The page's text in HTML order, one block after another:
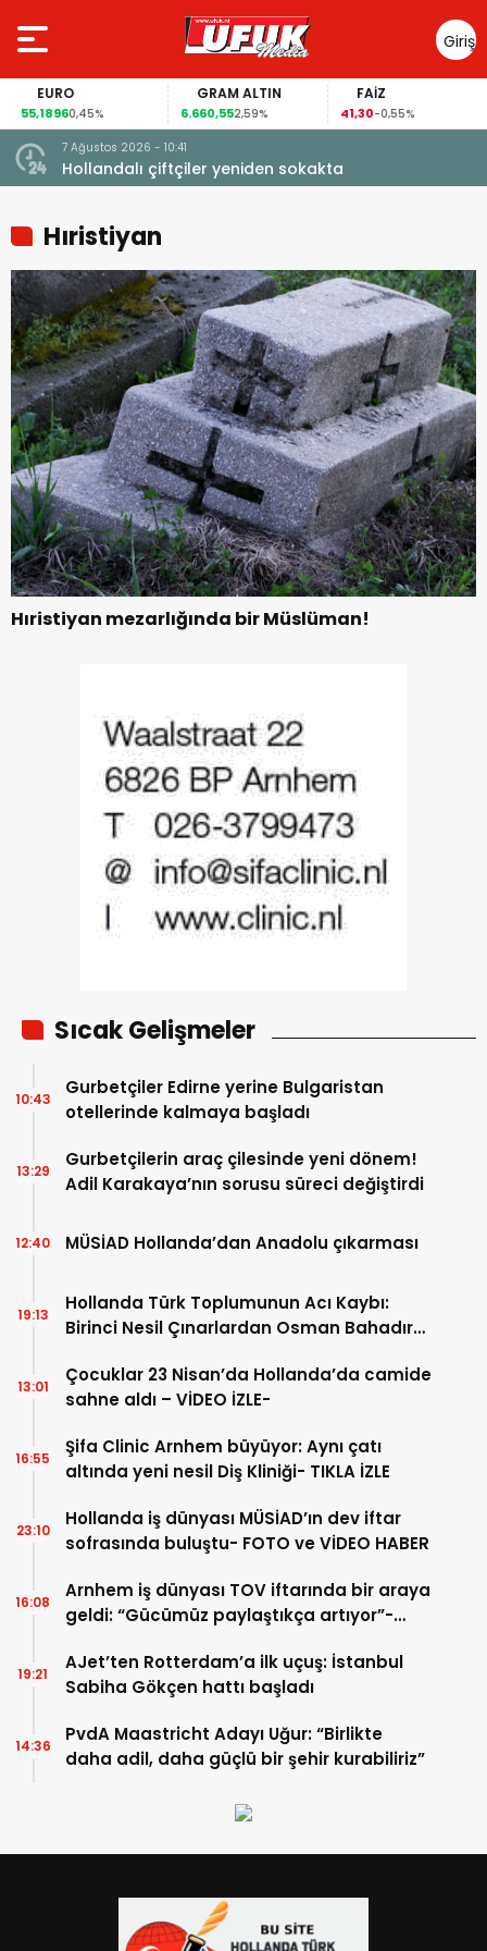
Giriş
Yap
EURO
55,18960,45%
GRAM ALTIN
6.660,552,59%
FAİZ
41,30-0,55%
şoke
7 Ağustos 2026 - 10:41
Hollandalı çiftçiler yeniden sokakta
Hıristiyan
Hıristiyan mezarlığında bir Müslüman!
Sıcak Gelişmeler
Gurbetçiler Edirne yerine Bulgaristan
otellerinde kalmaya başladı
10:43
Gurbetçilerin araç çilesinde yeni dönem!
Adil Karakaya’nın sorusu süreci değiştirdi
13:29
MÜSİAD Hollanda’dan Anadolu çıkarması
12:40
Hollanda Türk Toplumunun Acı Kaybı:
Birinci Nesil Çınarlardan Osman Bahadır
19:13
Çocuklar 23 Nisan’da Hollanda’da camide
sahne aldı – VİDEO İZLE-
13:01
Şifa Clinic Arnhem büyüyor: Aynı çatı
altında yeni nesil Diş Kliniği- TIKLA İZLE
16:55
Hollanda iş dünyası MÜSİAD’ın dev iftar
sofrasında buluştu- FOTO ve VİDEO HABER
23:10
Arnhem iş dünyası TOV iftarında bir araya
geldi: “Gücümüz paylaştıkça artıyor”-
16:08
AJet’ten Rotterdam’a ilk uçuş: İstanbul
Sabiha Gökçen hattı başladı
19:21
PvdA Maastricht Adayı Uğur: “Birlikte
daha adil, daha güçlü bir şehir kurabiliriz”
14:36